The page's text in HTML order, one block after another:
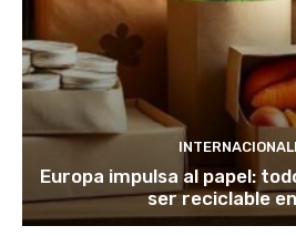
Europa impulsa al papel:
ser reciclable